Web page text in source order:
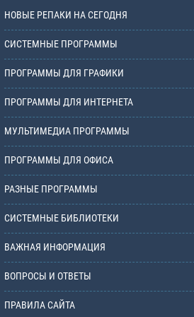
НОВЫЕ РЕПАКИ НА СЕГОДНЯ
СИСТЕМНЫЕ ПРОГРАММЫ
ПРОГРАММЫ ДЛЯ ГРАФИКИ
ПРОГРАММЫ ДЛЯ ИНТЕРНЕТА
МУЛЬТИМЕДИА ПРОГРАММЫ
ПРОГРАММЫ ДЛЯ ОФИСА
РАЗНЫЕ ПРОГРАММЫ
СИСТЕМНЫЕ БИБЛИОТЕКИ
ВАЖНАЯ ИНФОРМАЦИЯ
ВОПРОСЫ И ОТВЕТЫ
ПРАВИЛА САЙТА